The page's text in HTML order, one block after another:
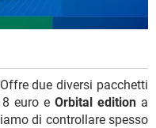
due diversi pacchetti
euro e Orbital editiona
di controllare spesso